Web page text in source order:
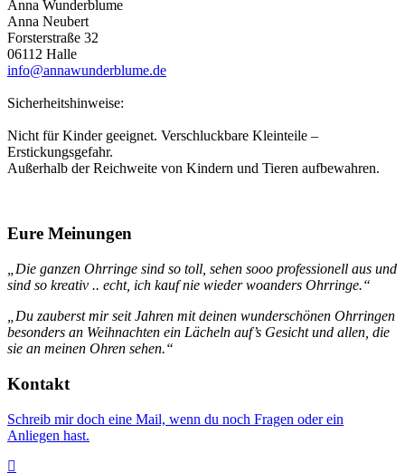
Anna Wunderblume
Anna Neubert
Forsterstraße 32
06112 Halle
info@annawunderblume.de
Sicherheitshinweise:
Nicht für Kinder geeignet. Verschluckbare Kleinteile –
Erstickungsgefahr.
Außerhalb der Reichweite von Kindern und Tieren aufbewahren.
Eure Meinungen
„Die ganzen Ohrringe sind so toll, sehen sooo professionell aus und
sind so kreativ .. echt, ich kauf nie wieder woanders Ohrringe.“
„Du zauberst mir seit Jahren mit deinen wunderschönen Ohrringen
besonders an Weihnachten ein Lächeln auf’s Gesicht und allen, die
sie an meinen Ohren sehen.“
Kontakt
Schreib mir doch eine Mail, wenn du noch Fragen oder ein
Anliegen hast.